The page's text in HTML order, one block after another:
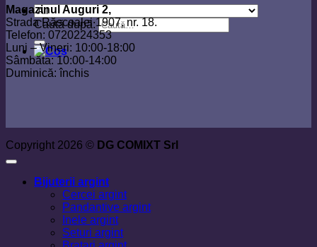
Caută după:
Magazinul Auguri 2,
Strada Răscoalei 1907, nr. 18.
Telefon: 0720224353
Luni – Vineri: 10:00-18:00
Sâmbăta: 10:00-14:00
Duminică: închis
Copyright 2026 © DG COMIXT Srl
Bijuterii argint
Cercei argint
Pandantive argint
Inele argint
Seturi argint